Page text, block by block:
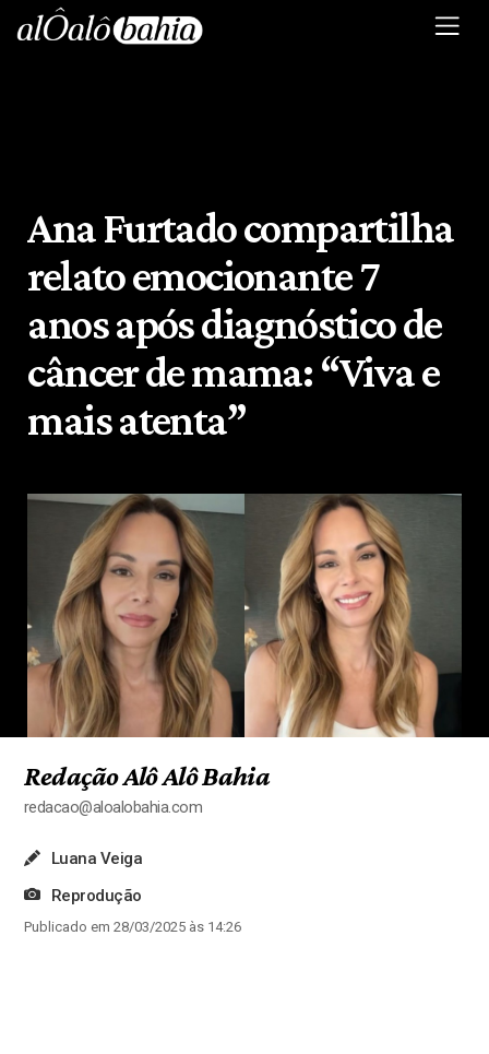
Ana Furtado compartilha
relato emocionante 7
anos após diagnóstico de
câncer de mama: “Viva e
mais atenta”
Redação Alô Alô Bahia
redacao@aloalobahia.com
Luana Veiga
Reprodução
Publicado em 28/03/2025 às 14:26